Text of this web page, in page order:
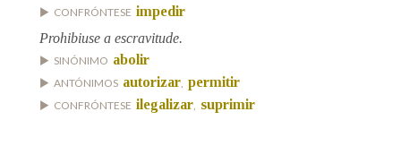
Contén
BUSCAR NO CONTIDO
CONFRÓNTESE impedir
Prohibiuse a escravitude.
SINÓNIMO abolir
ANTÓNIMOS autorizar permitir
CONFRÓNTESE ilegalizar suprimir